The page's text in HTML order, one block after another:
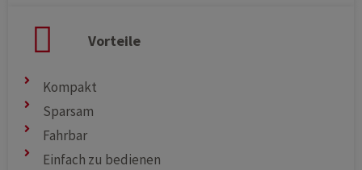
Vorteile
Kompakt
Sparsam
Fahrbar
Einfach zu bedienen